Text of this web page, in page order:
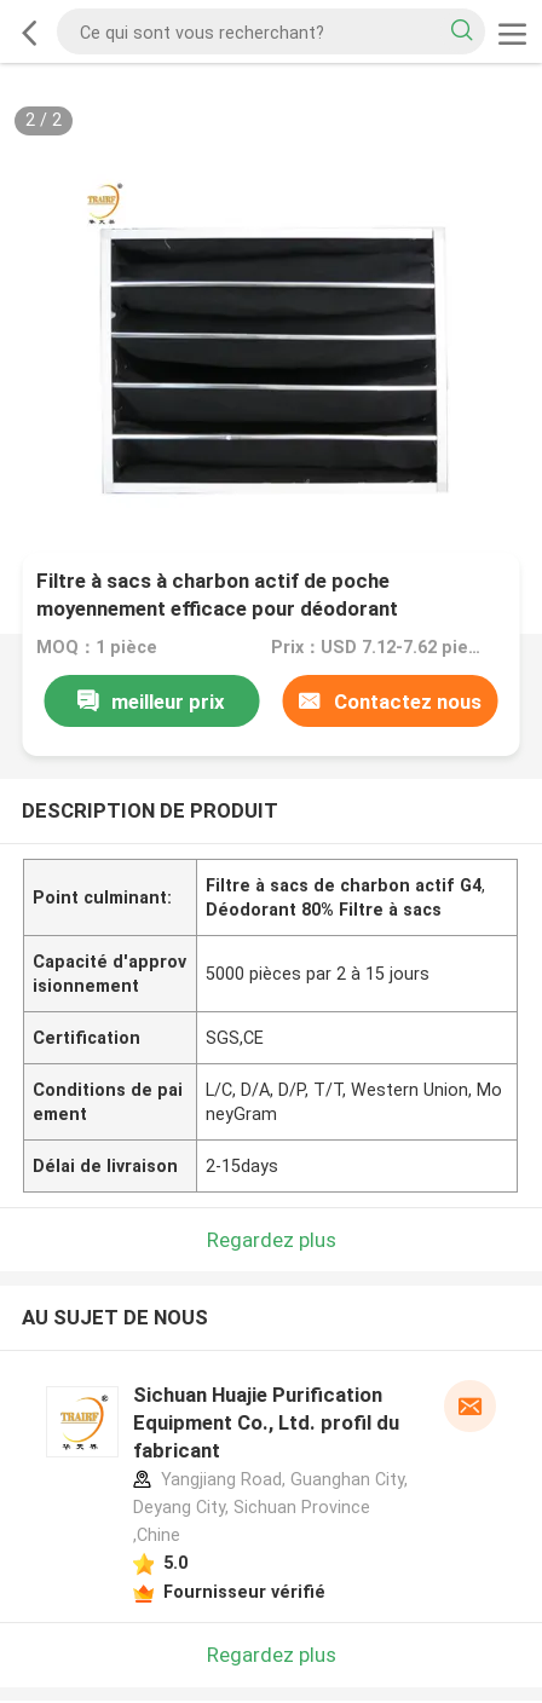
2/ 2
Filtre à sacs à charbon actif de poche
moyennement efficace pour déodorant
MOQ：1 pièce Prix：USD 7.12-7.62 piece
meilleur prix Contactez nous
DESCRIPTION DE PRODUIT
Point culminant:
Filtre à sacs de charbon actif G4,
Déodorant 80% Filtre à sacs
Capacité d'approv
isionnement
5000 pièces par 2 à 15 jours
Certification SGS,CE
Conditions de pai
ement
L/C, D/A, D/P, T/T, Western Union, Mo
neyGram
Délai de livraison 2-15days
Regardez plus
AU SUJET DE NOUS
Sichuan Huajie Purification
Equipment Co., Ltd. profil du
fabricant
Yangjiang Road, Guanghan City,
Deyang City, Sichuan Province
,Chine
5.0
Fournisseur vérifié
Regardez plus